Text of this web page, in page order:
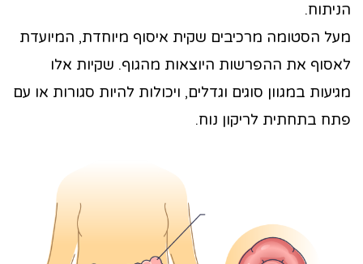
הניתוח.
מעל הסטומה מרכיבים שקית איסוף מיוחדת, המיועדת
לאסוף את ההפרשות היוצאות מהגוף. שקיות אלו
מגיעות במגוון סוגים וגדלים, ויכולות להיות סגורות או עם
פתח בתחתית לריקון נוח.